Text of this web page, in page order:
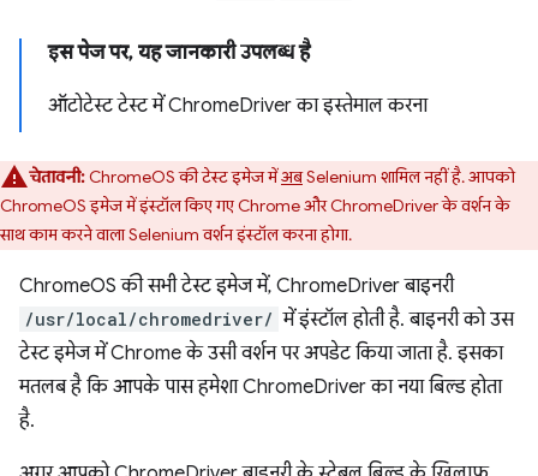
इस पेज पर, यह जानकारी उपलब्ध है
ऑटोटेस्ट टेस्ट में ChromeDriver का इस्तेमाल करना
चेतावनी:ChromeOS की टेस्ट इमेज मेंअबSelenium शामिल नहीं है. आपको
ChromeOS इमेज में इंस्टॉल किए गए Chrome और ChromeDriver के वर्शन के
साथ काम करने वाला Selenium वर्शन इंस्टॉल करना होगा.
ChromeOS की सभी टेस्ट इमेज में, ChromeDriver बाइनरी
/usr/local/chromedriver/ में इंस्टॉल होती है. बाइनरी को उस
टेस्ट इमेज में Chrome के उसी वर्शन पर अपडेट किया जाता है. इसका
मतलब है कि आपके पास हमेशा ChromeDriver का नया बिल्ड होता
है.